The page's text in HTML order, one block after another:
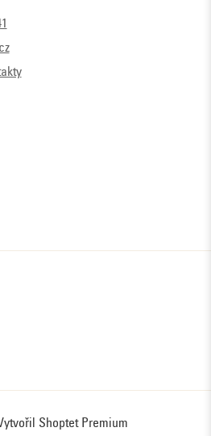
Shoptet Premium